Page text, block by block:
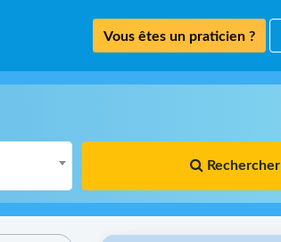
Vous êtes un praticien ?
Rechercher